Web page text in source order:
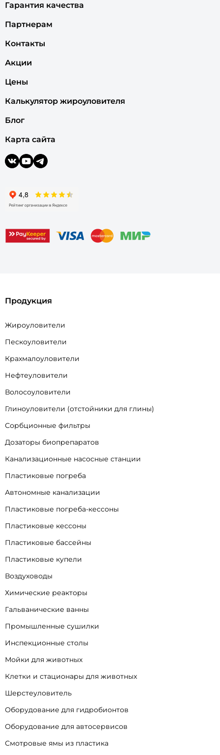
Гарантия качества
Партнерам
Контакты
Акции
Цены
Калькулятор жироуловителя
Блог
Карта сайта
Продукция
Жироуловители
Пескоуловители
Крахмалоуловители
Нефтеуловители
Волосоуловители
Глиноуловители (отстойники для глины)
Сорбционные фильтры
Дозаторы биопрепаратов
Канализационные насосные станции
Пластиковые погреба
Автономные канализации
Пластиковые погреба-кессоны
Пластиковые кессоны
Пластиковые бассейны
Пластиковые купели
Воздуховоды
Химические реакторы
Гальванические ванны
Промышленные сушилки
Инспекционные столы
Мойки для животных
Клетки и стационары для животных
Шерстеуловитель
Оборудование для гидробионтов
Оборудование для автосервисов
Смотровые ямы из пластика